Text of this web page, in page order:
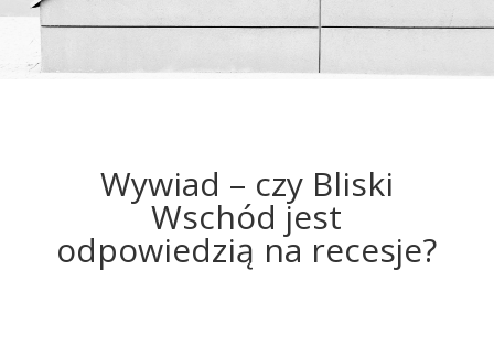
Wywiad – czy Bliski
Wschód jest
odpowiedzią na recesje?